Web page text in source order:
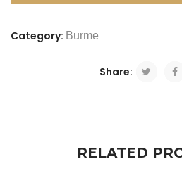
Category: Burme
Share:
RELATED